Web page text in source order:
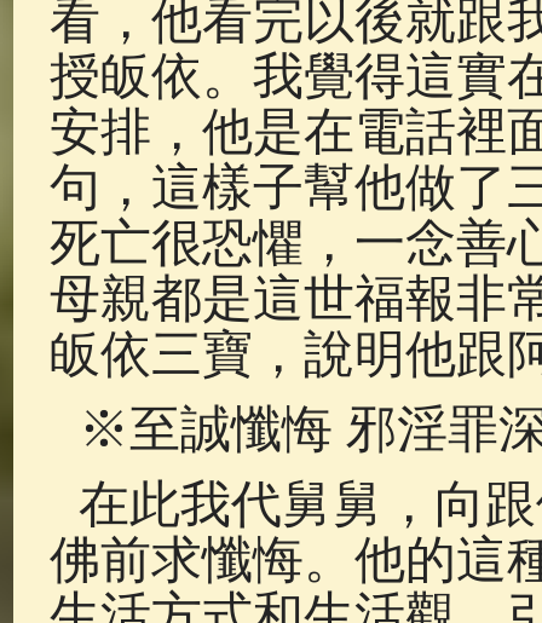
看，他看完以後就跟
授皈依。我覺得這實
安排，他是在電話裡
句，這樣子幫他做了
死亡很恐懼，一念善
母親都是這世福報非
皈依三寶，說明他跟
※至誠懺悔 邪淫罪
在此我代舅舅，向
佛前求懺悔。他的這